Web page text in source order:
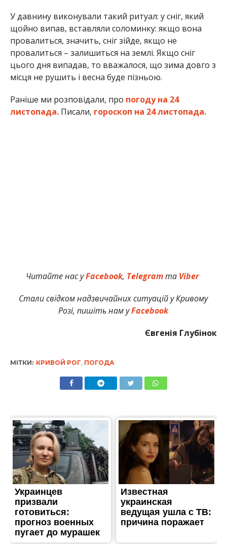
У давнину виконували такий ритуал: у сніг, який
щойно випав, вставляли соломинку: якщо вона
провалиться, значить, сніг зійде, якщо не
провалиться – залишиться на землі. Якщо сніг
цього дня випадав, то вважалося, що зима довго з
місця не рушить і весна буде пізньою.
Раніше ми розповідали, про погоду на 24
листопада.Писали, гороскоп на 24 листопада.
Читайте нас уFacebook, Telegramта Viber
Стали свідком надзвичайних ситуацій у Кривому
Розі, пишіть нам уFacebook
Євгенія Глубінок
МІТКИ: КРИВОЙ РОГ ПОГОДА